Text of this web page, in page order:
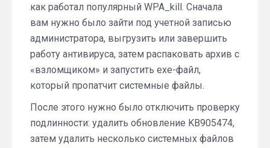
как работал популярный WPA_kill. Сначала
вам нужно было зайти под учетной записью
администратора, выгрузить или завершить
работу антивируса, затем распаковать архив с
«взломщиком» и запустить exe-файл,
который пропатчит системные файлы.
После этого нужно было отключить проверку
подлинности: удалить обновление KB905474,
затем удалить несколько системных файлов